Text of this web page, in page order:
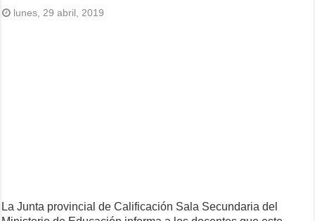
lunes, 29 abril, 2019
La Junta provincial de Calificación Sala Secundaria del